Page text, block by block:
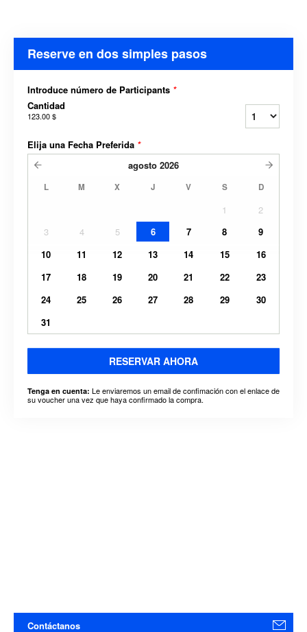
Reserve en dos simples pasos
Introduce número de Participants *
Cantidad
123.00 $
Elija una Fecha Preferida *
agosto 2026
L M X J V S D
1
2
3
4 5 6 7 8
9
10
11 12 13 14 15
16
17
18 19 20 21 22
23
24
25 26 27 28 29
30
31
RESERVAR AHORA
Tenga en cuenta: Le enviaremos un email de confimación con el enlace de
su voucher una vez que haya confirmado la compra.
Contáctanos